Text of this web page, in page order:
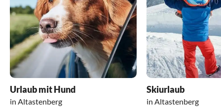
Urlaub mit Hund
in Altastenberg
Skiurlaub
in Altastenberg